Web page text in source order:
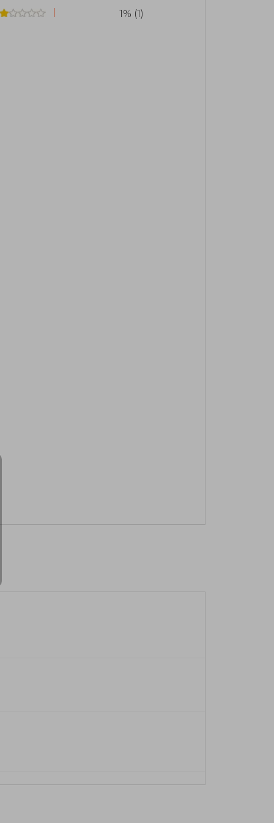
describir como «una obra escrita
1% (1)